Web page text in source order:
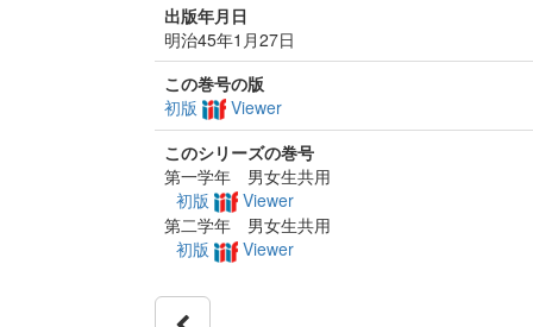
出版年月日
明治45年1月27日
この巻号の版
初版
Viewer
このシリーズの巻号
第一学年 男女生共用
初版
Viewer
第二学年 男女生共用
初版
Viewer